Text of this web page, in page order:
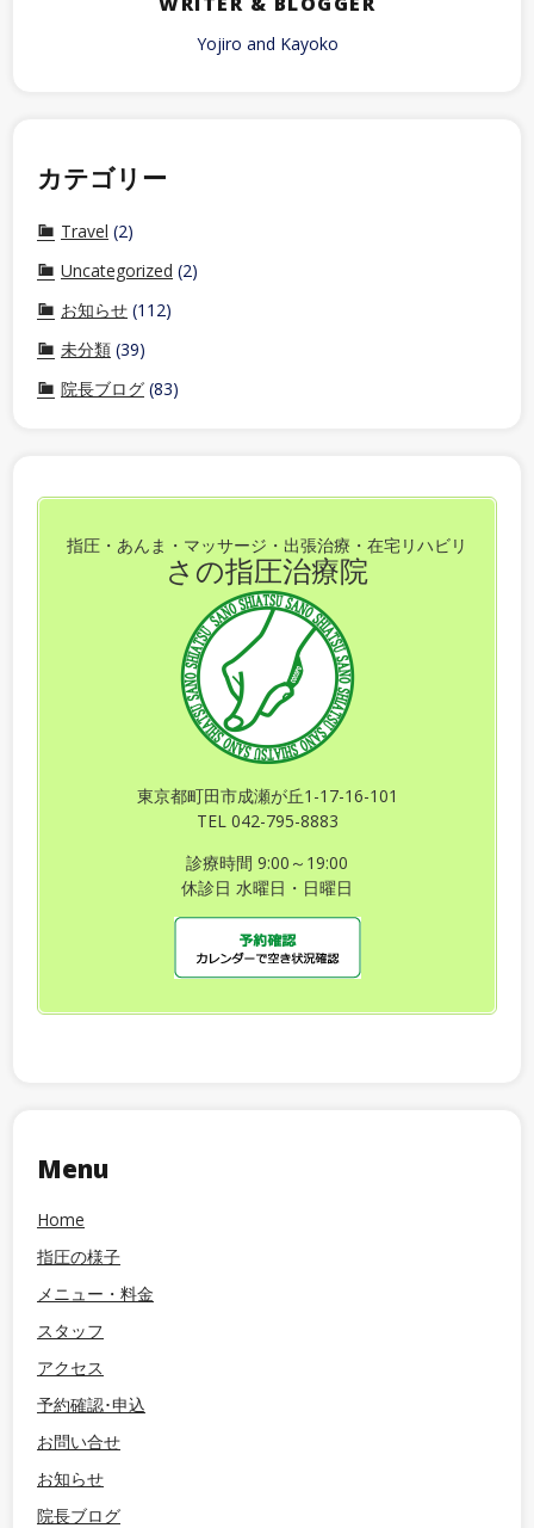
Yojiro and Kayoko
カテゴリー
Travel (2)
Uncategorized (2)
お知らせ (112)
未分類 (39)
院長ブログ (83)
指圧・あんま・マッサージ・出張治療・在宅リハビリ
さの指圧治療院
東京都町田市成瀬が丘1-17-16-101
TEL 042-795-8883
診療時間 9:00～19:00
休診日 水曜日・日曜日
Menu
Home
指圧の様子
メニュー・料金
スタッフ
アクセス
予約確認･申込
お問い合せ
お知らせ
院長ブログ